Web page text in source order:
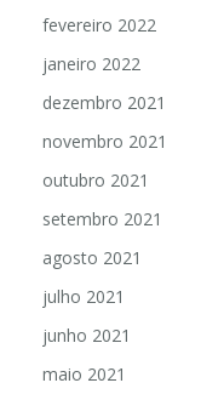
fevereiro 2022
janeiro 2022
dezembro 2021
novembro 2021
outubro 2021
setembro 2021
agosto 2021
julho 2021
junho 2021
maio 2021